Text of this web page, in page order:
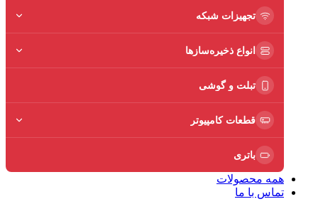
تجهیزات شبکه
انواع ذخیره‌سازها
تبلت و گوشی
قطعات کامپیوتر
باتری
همه محصولات
تماس با ما